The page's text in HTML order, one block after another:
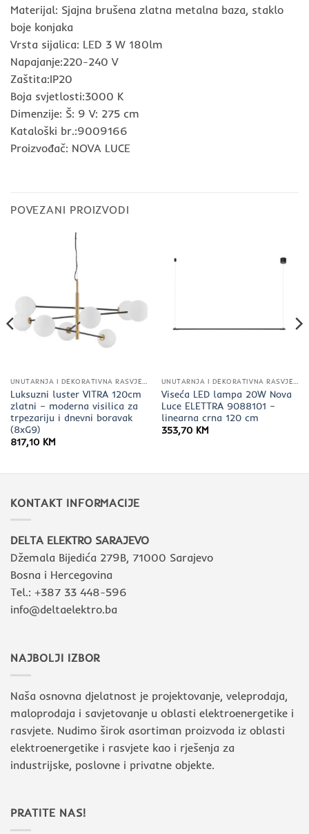
Materijal: Sjajna brušena zlatna metalna baza, staklo
boje konjaka
Vrsta sijalica: LED 3 W 180lm
Napajanje:220-240 V
Zaštita:IP20
Boja svjetlosti:3000 K
Dimenzije: Š: 9 V: 275 cm
Kataloški br.:9009166
Proizvođač: NOVA LUCE
POVEZANI PROIZVODI
UNUTARNJA I DEKORATIVNA RASVJETA
Luksuzni luster VITRA 120cm
zlatni – moderna visilica za
trpezariju i dnevni boravak
(8xG9)
817,10 KM
UNUTARNJA I DEKORATIVNA RASVJETA
Viseća LED lampa 20W Nova
Luce ELETTRA 9088101 –
linearna crna 120 cm
353,70 KM
KONTAKT INFORMACIJE
DELTA ELEKTRO SARAJEVO
Džemala Bijedića 279B, 71000 Sarajevo
Bosna i Hercegovina
Tel.: +387 33 448-596
info@deltaelektro.ba
NAJBOLJI IZBOR
Naša osnovna djelatnost je projektovanje, veleprodaja,
maloprodaja i savjetovanje u oblasti elektroenergetike i
rasvjete. Nudimo širok asortiman proizvoda iz oblasti
elektroenergetike i rasvjete kao i rješenja za
industrijske, poslovne i privatne objekte.
PRATITE NAS!